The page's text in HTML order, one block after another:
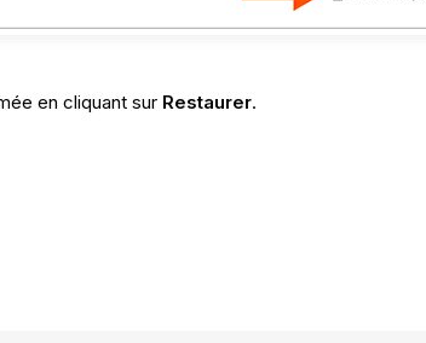
en cliquant sur Restaurer.